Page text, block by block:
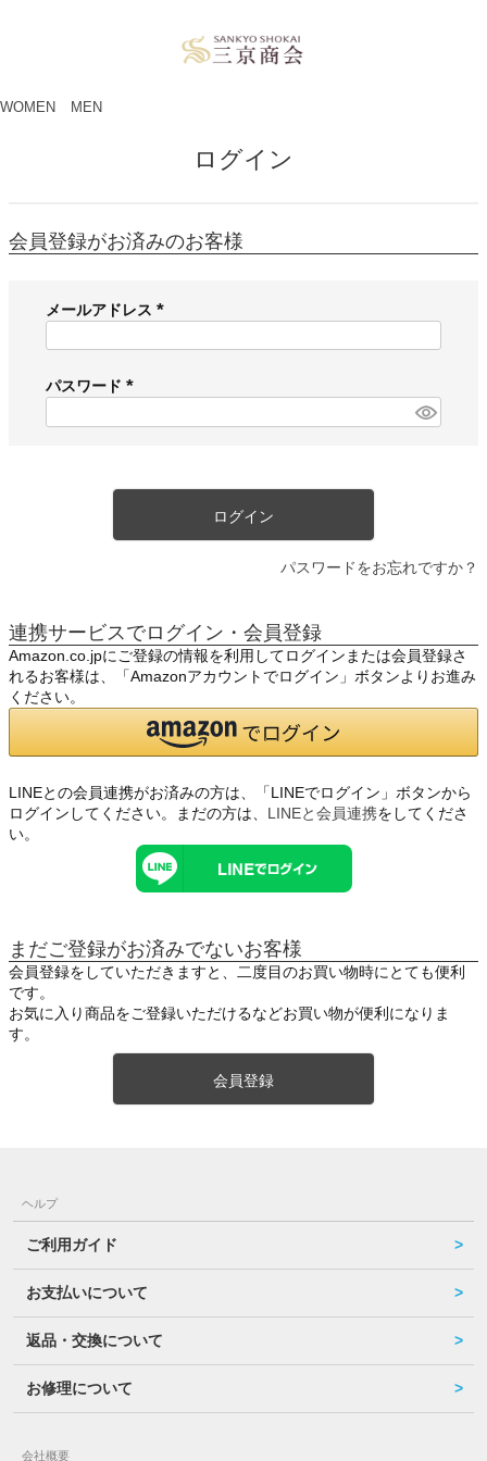
WOMEN MEN
ログイン
会員登録がお済みのお客様
メールアドレス
必
)
パスワード
必
ログイン
パスワードをお忘れですか？
連携サービスでログイン・会員登録
Amazon.co.jpにご登録の情報を利用してログインまたは会員登録さ
れるお客様は、「Amazonアカウントでログイン」ボタンよりお進み
ください。
LINEとの会員連携がお済みの方は、「LINEでログイン」ボタンから
ログインしてください。まだの方は、 LINEと会員連携をしてくださ
い。
まだご登録がお済みでないお客様
会員登録をしていただきますと、二度目のお買い物時にとても便利
です。
お気に入り商品をご登録いただけるなどお買い物が便利になりま
す。
会員登録
ヘルプ
ご利用ガイド
お支払いについて
返品・交換について
お修理について
会社概要